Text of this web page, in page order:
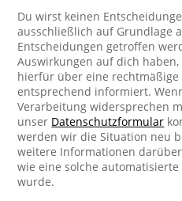
Du wirst keinen
ausschließlich auf Grundlage
Entscheidungen getroffen
Auswirkungen auf dich
hierfür über eine
entsprechend informiert.
Verarbeitung widersprechen
unser Datenschutzformular
werden wir die Situation neu
weitere Informationen
wie eine solche
wurde.